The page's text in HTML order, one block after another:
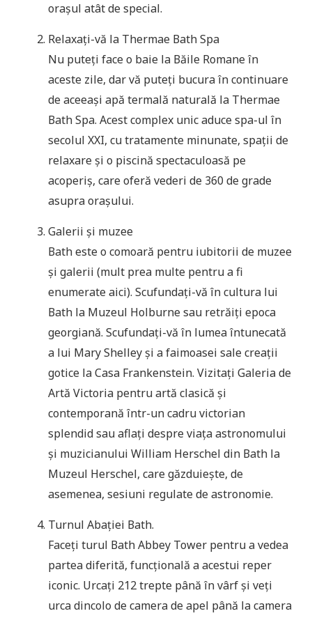
orașul atât de special.
Relaxați-vă la Thermae Bath Spa
Nu puteți face o baie la Băile Romane în
aceste zile, dar vă puteți bucura în continuare
de aceeași apă termală naturală la Thermae
Bath Spa. Acest complex unic aduce spa-ul în
secolul XXI, cu tratamente minunate, spații de
relaxare și o piscină spectaculoasă pe
acoperiș, care oferă vederi de 360 de grade
asupra orașului.
Galerii și muzee
Bath este o comoară pentru iubitorii de muzee
și galerii (mult prea multe pentru a fi
enumerate aici). Scufundați-vă în cultura lui
Bath la Muzeul Holburne sau retrăiți epoca
georgiană. Scufundați-vă în lumea întunecată
a lui Mary Shelley și a faimoasei sale creații
gotice la Casa Frankenstein. Vizitați Galeria de
Artă Victoria pentru artă clasică și
contemporană într-un cadru victorian
splendid sau aflați despre viața astronomului
și muzicianului William Herschel din Bath la
Muzeul Herschel, care găzduiește, de
asemenea, sesiuni regulate de astronomie.
Turnul Abației Bath.
Faceți turul Bath Abbey Tower pentru a vedea
partea diferită, funcțională a acestui reper
iconic. Urcați 212 trepte până în vârf și veți
urca dincolo de camera de apel până la camera